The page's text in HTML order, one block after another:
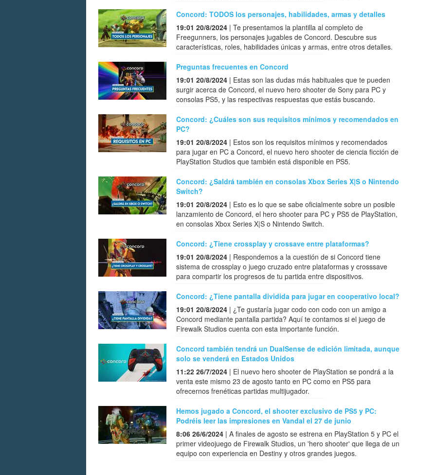
Concord: TODOS los personajes, habilidades, armas y detalles
19:01 20/8/2024 | Te presentamos la plantilla al completo de
Freegunners, los personajes jugables de Concord. Descubre sus
características, roles, habilidades únicas y armas, entre otros detalles.
Preguntas frecuentes en Concord
19:01 20/8/2024 | Estas son las dudas más habituales que te pueden
surgir acerca de Concord, el nuevo hero shooter de Sony para PC y
consolas PS5, y las respectivas respuestas que estás buscando.
Concord: ¿Cuáles son sus requisitos mínimos y recomendados en
PC?
19:01 20/8/2024 | Estos son los requisitos mínimos y recomendados
para jugar en PC a Concord, el nuevo hero shooter de ciencia ficción de
PlayStation Studios que también está disponible en PS5.
Concord: ¿Saldrá también en consolas Xbox Series X|S o Nintendo
Switch?
19:01 20/8/2024 | Esto es lo que se sabe oficialmente sobre un posible
lanzamiento de Concord, el hero shooter para PC y PS5 de PlayStation,
en consolas Xbox Series X|S o Nintendo Switch.
Concord: ¿Tiene crossplay y crossave entre plataformas?
19:01 20/8/2024 | Respondemos a la cuestión de si Concord tiene
sistema de crossplay o juego cruzado entre plataformas y crosssave
para compartir los progresos de tu partida entre dispositivos.
Concord: ¿Tiene pantalla dividida para jugar en cooperativo local?
19:01 20/8/2024 | ¿Te gustaría jugar codo con codo con un amigo a
Concord mediante pantalla partida? Aquí te contamos si el juego de
Firewalk Studios cuenta con esta importante función.
Concord también tendrá un DualSense de edición limitada, aunque
solo se venderá en Estados Unidos
11:22 26/7/2024 | El nuevo hero shooter de PlayStation se pondrá a la
venta este mismo 23 de agosto tanto en PC como en PS5 para
ofrecernos frenéticas partidas multijugador.
Hemos jugado a Concord, el shooter exclusivo de PS5 y PC:
Podréis leer las impresiones en Vandal el 27 de junio
8:06 26/6/2024 | A finales de agosto se estrena en PlayStation 5 y PC el
primer videojuego de Firewalk Studios, un 'hero shooter' que llega de un
equipo con experiencia en Destiny y otros grandes juegos.